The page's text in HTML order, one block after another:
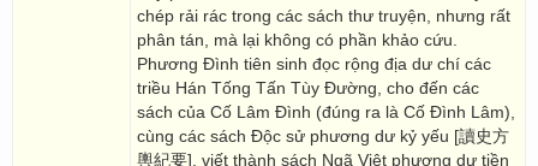
chép rải rác trong các sách thư truyện, nhưng rất
phân tán, mà lại không có phần khảo cứu.
Phương Đình tiên sinh đọc rộng địa dư chí các
triều Hán Tống Tấn Tùy Đường, cho đến các
sách của Cố Lâm Đình (đúng ra là Cố Đình Lâm),
cùng các sách Độc sử phương dư kỷ yếu [讀史方
輿紀要], viết thành sách Ngã Việt phương dư tiền